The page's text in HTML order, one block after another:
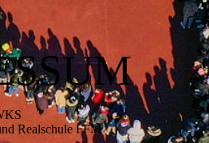
Realschule FFM